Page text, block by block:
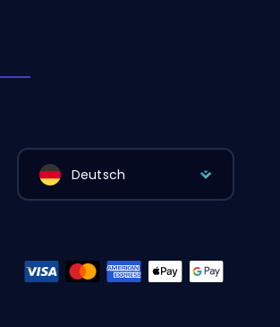
Deutsch